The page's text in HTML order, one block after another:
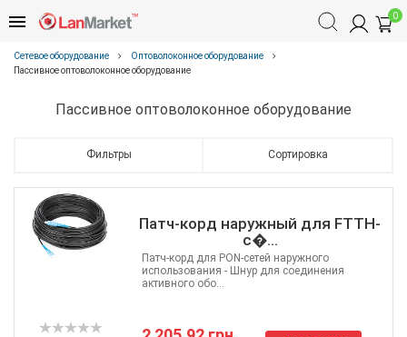
0
Сетевое оборудование
Оптоволоконное оборудование
Пассивное оптоволоконное оборудование
Пассивное оптоволоконное оборудование
Фильтры Сортировка
Патч-корд наружный для FTTH-
с�...
Патч-корд для PON-сетей наружного
использования - Шнур для соединения
активного обо...